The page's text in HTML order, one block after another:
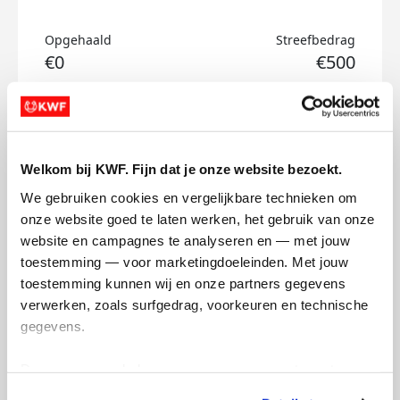
Welkom bij KWF. Fijn dat je onze website bezoekt.
We gebruiken cookies en vergelijkbare technieken om
onze website goed te laten werken, het gebruik van onze
website en campagnes te analyseren en — met jouw
toestemming — voor marketingdoeleinden. Met jouw
toestemming kunnen wij en onze partners gegevens
verwerken, zoals surfgedrag, voorkeuren en technische
gegevens.
Opgehaald
€0
Streefbedrag
€500
Doneer
Hugo's badges